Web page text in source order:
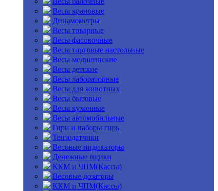
Весы крановые
Динамометры
Весы товарные
Весы фасовочные
Весы торговые настольные
Весы медицинские
Весы детские
Весы лабораторные
Весы для животных
Весы бытовые
Весы кухонные
Весы автомобильные
Гири и наборы гирь
Тензодатчики
Весовые индикаторы
Денежные ящики
ККМ и ЧПМ(Кассы)
Весовые дозаторы
ККМ и ЧПМ(Кассы)